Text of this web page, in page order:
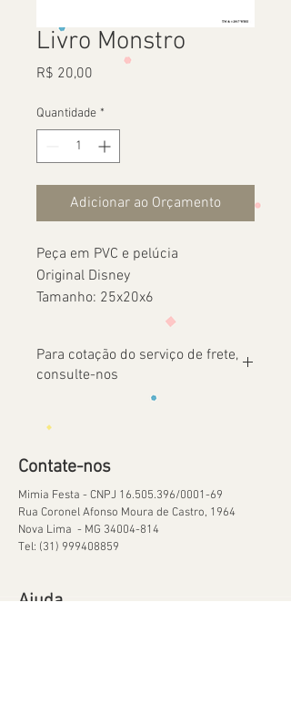
Livro Monstro
R$ 20,00
Quantidade *
Adicionar ao Orçamento
Peça em PVC e pelúcia
Original Disney
Tamanho: 25x20x6
Para cotação do serviço de frete,
consulte-nos
Contate-nos
Mimia Festa - CNPJ 16.505.396/0001-69
Rua Coronel Afonso Moura de Castro, 1964
Nova Lima - MG 34004-814
Tel: (31) 999408859
Ajuda